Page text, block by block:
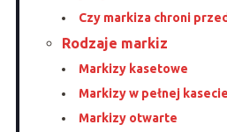
Czy markiza chroni
Rodzaje markiz
Markizy kasetowe
Markizy w pełnej kasecie
Markizy otwarte